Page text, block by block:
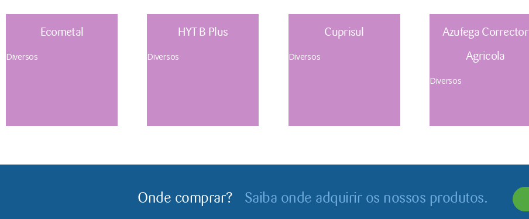
Ecometal
Diversos
HYT B Plus
Diversos
Cuprisul
Diversos
Azufega Corrector
Agricola
Diversos
Onde comprar? Saiba onde adquirir os nossos produtos.